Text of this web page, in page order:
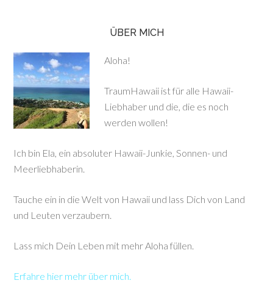
ÜBER MICH
Aloha!
TraumHawaii ist für alle Hawaii-
Liebhaber und die, die es noch
werden wollen!
Ich bin Ela, ein absoluter Hawaii-Junkie, Sonnen- und
Meerliebhaberin.
Tauche ein in die Welt von Hawaii und lass Dich von Land
und Leuten verzaubern.
Lass mich Dein Leben mit mehr Aloha füllen.
Erfahre hier mehr über mich.